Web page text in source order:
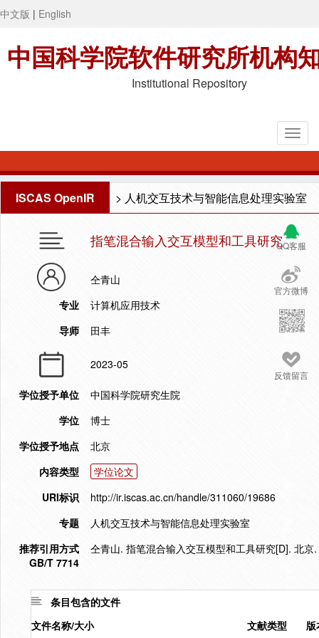
中文版 | English
中国科学院软件研究所机构
Institutional Repository
ISCAS OpenIR > 人机交互技术与智能信息处理实验室
QQ客服
官方微博
反馈留言
指笔混合输入交互模型和工具研究
仝青山
专业
计算机应用技术
导师
田丰
2023-05
学位授予单位
中国科学院研究生院
学位
博士
学位授予地点
北京
内容类型
学位论文
URI标识
http://ir.iscas.ac.cn/handle/311060/19686
专题
人机交互技术与智能信息处理实验室
推荐引用方式
GB/T 7714
仝青山. 指笔混合输入交互模型和工具研究[D]. 北
条目包含的文件
文件名称/大小
文献类型 版